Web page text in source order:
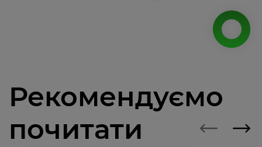
Рекомендуємо
почитати